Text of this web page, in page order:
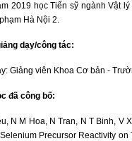
2019 học Tiến sỹ ngành Vật lý
Hà Nội 2.
dạy/công tác:
Giảng viên Khoa Cơ bản -
đã công bố:
N M Hoa, N Tran, N T Binh, V
Precursor Reactivity